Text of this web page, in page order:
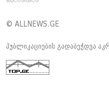
© ALLNEWS.GE
პუბლიკაციების გადაბეჭდვა